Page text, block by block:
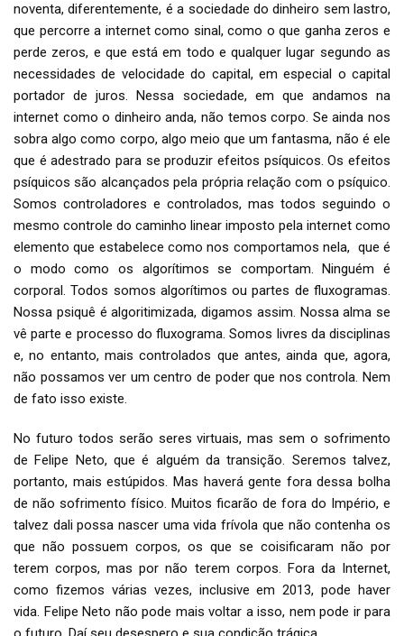
noventa, diferentemente, é a sociedade do dinheiro sem lastro,
que percorre a internet como sinal, como o que ganha zeros e
perde zeros, e que está em todo e qualquer lugar segundo as
necessidades de velocidade do capital, em especial o capital
portador de juros. Nessa sociedade, em que andamos na
internet como o dinheiro anda, não temos corpo. Se ainda nos
sobra algo como corpo, algo meio que um fantasma, não é ele
que é adestrado para se produzir efeitos psíquicos. Os efeitos
psíquicos são alcançados pela própria relação com o psíquico.
Somos controladores e controlados, mas todos seguindo o
mesmo controle do caminho linear imposto pela internet como
elemento que estabelece como nos comportamos nela, que é
o modo como os algorítimos se comportam. Ninguém é
corporal. Todos somos algorítimos ou partes de fluxogramas.
Nossa psiquê é algoritimizada, digamos assim. Nossa alma se
vê parte e processo do fluxograma. Somos livres da disciplinas
e, no entanto, mais controlados que antes, ainda que, agora,
não possamos ver um centro de poder que nos controla. Nem
de fato isso existe.
No futuro todos serão seres virtuais, mas sem o sofrimento
de Felipe Neto, que é alguém da transição. Seremos talvez,
portanto, mais estúpidos. Mas haverá gente fora dessa bolha
de não sofrimento físico. Muitos ficarão de fora do Império, e
talvez dali possa nascer uma vida frívola que não contenha os
que não possuem corpos, os que se coisificaram não por
terem corpos, mas por não terem corpos. Fora da Internet,
como fizemos várias vezes, inclusive em 2013, pode haver
vida. Felipe Neto não pode mais voltar a isso, nem pode ir para